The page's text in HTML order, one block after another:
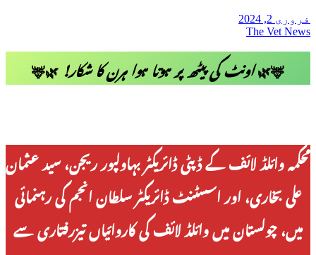
فروری 2, 2024
The Vet News
🦌🌿اونٹ کی پیٹھ پر ہوتا ہوا ہرن کا شکار!🌿🦌
محکمہ وائلڈ لائف کے ڈپٹی ڈائریکٹر بہاولپور ریجن، سید عثمان
علی بخاری، اور اسسٹنٹ ڈائریکٹر سلطان انجم کی رہنمائی
میں، چولستان میں وائلڈ لائف کی کاروائیاں تیزرفتاری سے